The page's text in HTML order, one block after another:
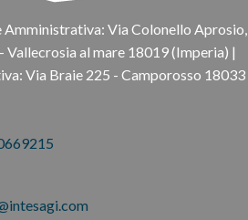
Amministrativa: Via Colonello Aprosio,
Vallecrosia al mare 18019 (Imperia) |
Via Braie 225 - Camporosso 18033